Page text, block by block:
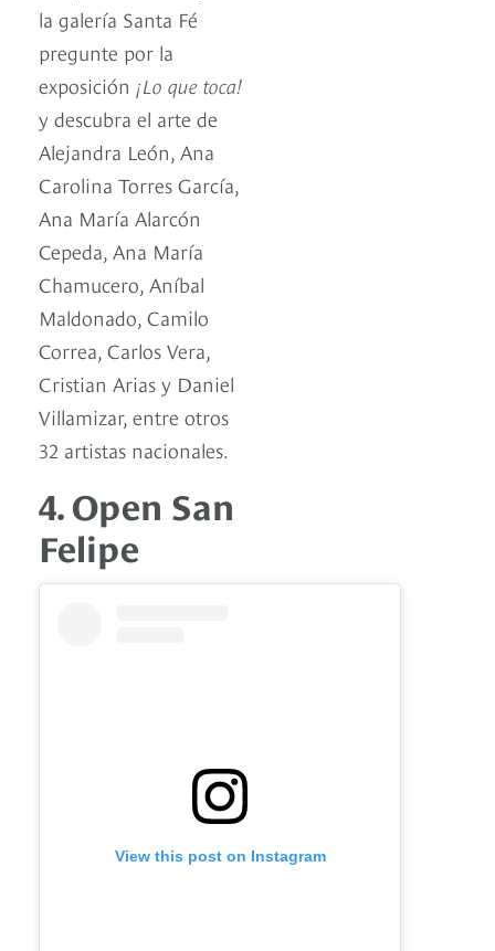
la galería Santa Fé
pregunte por la
exposición ¡Lo que toca!
y descubra el arte de
Alejandra León, Ana
Carolina Torres García,
Ana María Alarcón
Cepeda, Ana María
Chamucero, Aníbal
Maldonado, Camilo
Correa, Carlos Vera,
Cristian Arias y Daniel
Villamizar, entre otros
32 artistas nacionales.
4. Open San
Felipe
View this post on Instagram